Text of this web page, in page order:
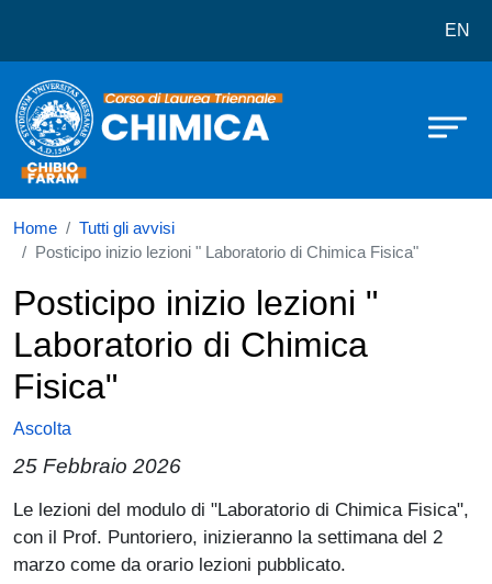
EN
Home
Tutti gli avvisi
Posticipo inizio lezioni " Laboratorio di Chimica Fisica"
Posticipo inizio lezioni "
Laboratorio di Chimica
Fisica"
Ascolta
25 Febbraio 2026
Paragrafo
Le lezioni del modulo di "Laboratorio di Chimica Fisica",
con il Prof. Puntoriero, inizieranno la settimana del 2
marzo come da orario lezioni pubblicato.